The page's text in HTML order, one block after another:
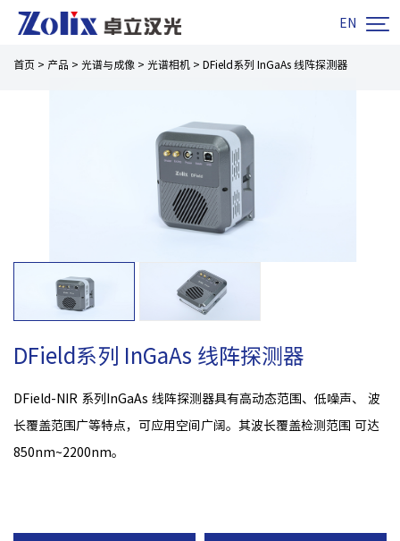
EN 
首页 > 产品 > 光谱与成像 > 光谱相机 > DField系列 InGaAs 线阵探测器
DField系列 InGaAs 线阵探测器
DField-NIR 系列InGaAs 线阵探测器具有高动态范围、低噪声、 波
长覆盖范围广等特点，可应用空间广阔。其波长覆盖检测范围 可达
850nm~2200nm。